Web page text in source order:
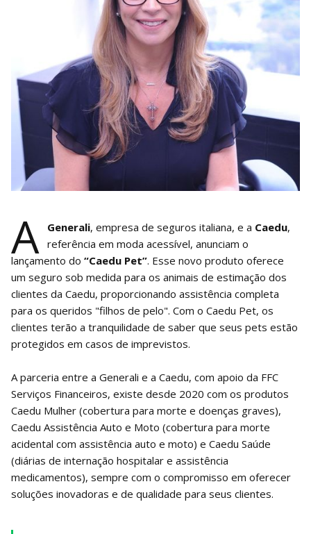
A Generali, empresa de seguros italiana, e a Caedu,
referência em moda acessível, anunciam o
lançamento do “Caedu Pet”. Esse novo produto oferece
um seguro sob medida para os animais de estimação dos
clientes da Caedu, proporcionando assistência completa
para os queridos "filhos de pelo". Com o Caedu Pet, os
clientes terão a tranquilidade de saber que seus pets estão
protegidos em casos de imprevistos.
A parceria entre a Generali e a Caedu, com apoio da FFC
Serviços Financeiros, existe desde 2020 com os produtos
Caedu Mulher (cobertura para morte e doenças graves),
Caedu Assistência Auto e Moto (cobertura para morte
acidental com assistência auto e moto) e Caedu Saúde
(diárias de internação hospitalar e assistência
medicamentos), sempre com o compromisso em oferecer
soluções inovadoras e de qualidade para seus clientes.